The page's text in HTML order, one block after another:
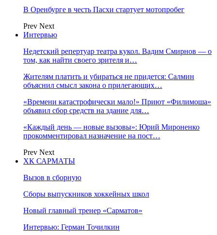
В Оренбурге в честь Пасхи стартует мотопробег
Prev Next
Интервью
Недетский репертуар театра кукол. Вадим Смирнов — о
том, как найти своего зрителя и…
Жителям платить и убираться не придется: Салмин
объяснил смысл закона о прилегающих…
«Времени катастрофически мало!» Приют «Филимоша»
объявил сбор средств на здание для…
«Каждый день — новые вызовы»: Юрий Мироненко
прокомментировал назначение на пост…
Prev Next
ХК САРМАТЫ
Вызов в сборную
Сборы выпускников хоккейных школ
Новый главный тренер «Сарматов»
Интервью: Герман Точилкин